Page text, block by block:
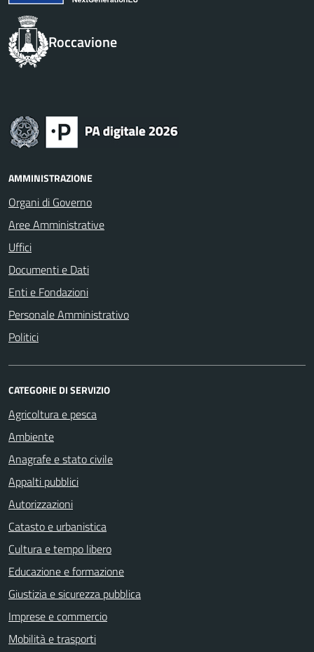
Roccavione
AMMINISTRAZIONE
Organi di Governo
Aree Amministrative
Uffici
Documenti e Dati
Enti e Fondazioni
Personale Amministrativo
Politici
CATEGORIE DI SERVIZIO
Agricoltura e pesca
Ambiente
Anagrafe e stato civile
Appalti pubblici
Autorizzazioni
Catasto e urbanistica
Cultura e tempo libero
Educazione e formazione
Giustizia e sicurezza pubblica
Imprese e commercio
Mobilità e trasporti